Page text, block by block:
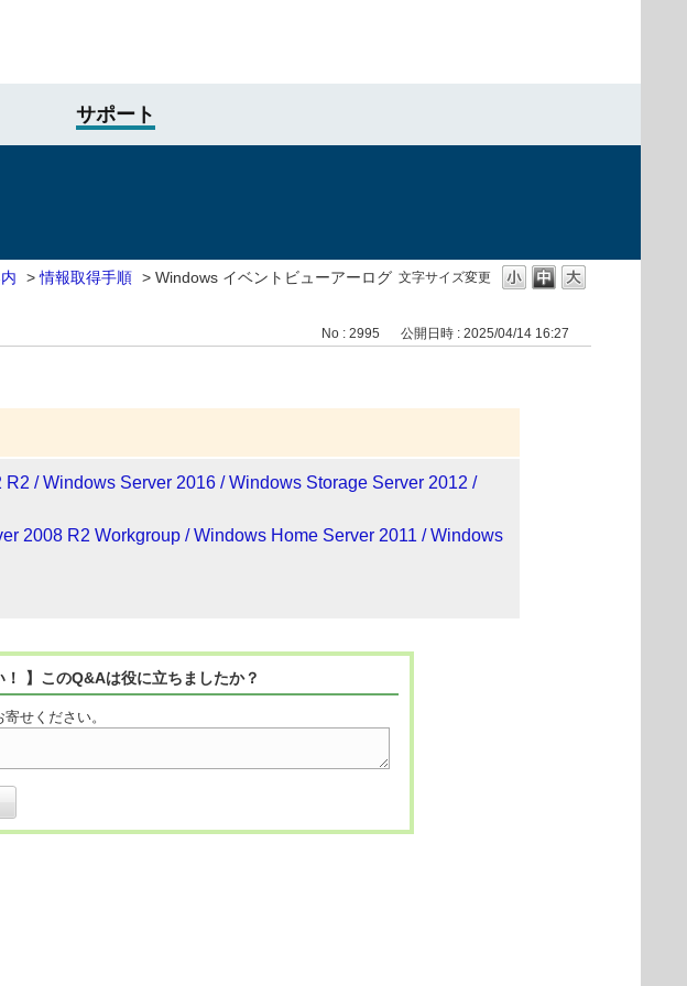
サポート
文字サイズ変更
>情報取得手順 > Windows イベントビューアーログ
No : 2995 公開日時 : 2025/04/14 16:27
/ Windows Server 2016 / Windows Storage Server 2012 /
2008 R2 Workgroup / Windows Home Server 2011 / Windows
】このQ&Aは役に立ちましたか？
せください。